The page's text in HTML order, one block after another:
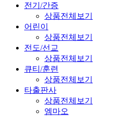
전기/간증
상품전체보기
어린이
상품전체보기
전도/선교
상품전체보기
큐티/훈련
상품전체보기
타출판사
상품전체보기
엠마오